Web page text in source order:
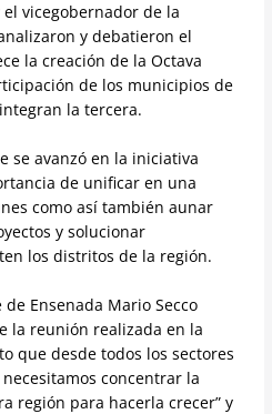
vicegobernador de la
y debatieron el
la creación de la Octava
de los municipios de
la tercera.
se avanzó en la iniciativa
de unificar en una
como así también aunar
y solucionar
los distritos de la región.
Ensenada Mario Secco
la reunión realizada en la
que desde todos los sectores
concentrar la
región para hacerla crecer” y